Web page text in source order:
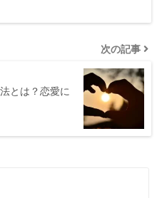
次の記事
とは？恋愛に